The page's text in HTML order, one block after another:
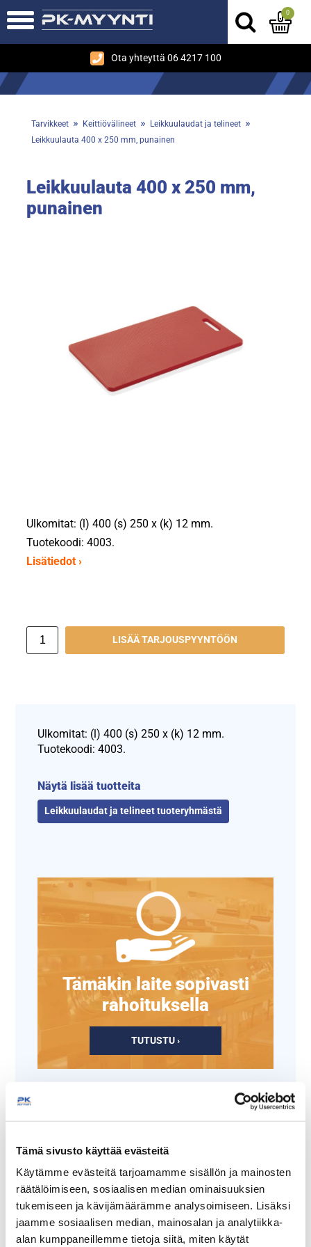
Tämä sivusto käyttää evästeitä
Käytämme evästeitä tarjoamamme sisällön ja mainosten
räätälöimiseen, sosiaalisen median ominaisuuksien
tukemiseen ja kävijämäärämme analysoimiseen. Lisäksi
jaamme sosiaalisen median, mainosalan ja analytiikka-
alan kumppaneillemme tietoja siitä, miten käytät
Ota yhteyttä 06 4217 100
0
Tarvikkeet » Keittiövälineet » Leikkuulaudat ja telineet »
Leikkuulauta 400 x 250 mm, punainen
Leikkuulauta 400 x 250 mm,
punainen
Ulkomitat: (l) 400 (s) 250 x (k) 12 mm.
Tuotekoodi: 4003.
Lisätiedot ›
LISÄÄ TARJOUSPYYNTÖÖN
Ulkomitat: (l) 400 (s) 250 x (k) 12 mm.
Tuotekoodi: 4003.
Näytä lisää tuotteita
Leikkuulaudat ja telineet tuoteryhmästä
Tämäkin laite sopivasti
rahoituksella
TUTUSTU ›
Leikkuulauta 400 x 250
mm, punainen
Leikkuulauta 400 x 250
mm, valkoinen